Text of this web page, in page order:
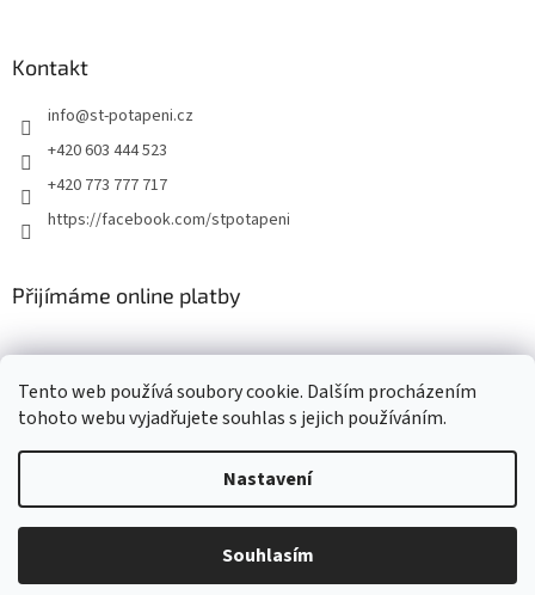
Tento web používá soubory cookie. Dalším procházením
tohoto webu vyjadřujete souhlas s jejich používáním.
Nastavení
Souhlasím
Kontakt
info@st-potapeni.cz
+420 603 444 523
+420 773 777 717
https://facebook.com/stpotapeni
Přijímáme online platby
Copyright 2026ST-potapeni.cz. Všechna práva vyhrazena.Upravit
nastavení cookies